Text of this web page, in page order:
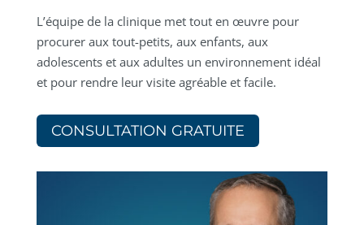
L’équipe de la clinique met tout en œuvre pour
procurer aux tout-petits, aux enfants, aux
adolescents et aux adultes un environnement idéal
et pour rendre leur visite agréable et facile.
CONSULTATION GRATUITE